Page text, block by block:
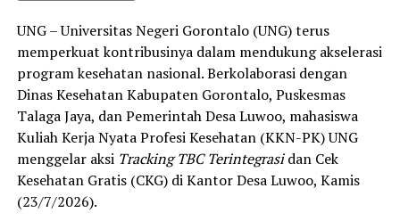
UNG – Universitas Negeri Gorontalo (UNG) terus
memperkuat kontribusinya dalam mendukung akselerasi
program kesehatan nasional. Berkolaborasi dengan
Dinas Kesehatan Kabupaten Gorontalo, Puskesmas
Talaga Jaya, dan Pemerintah Desa Luwoo, mahasiswa
Kuliah Kerja Nyata Profesi Kesehatan (KKN-PK) UNG
menggelar aksi Tracking TBC Terintegrasidan Cek
Kesehatan Gratis (CKG) di Kantor Desa Luwoo, Kamis
(23/7/2026).